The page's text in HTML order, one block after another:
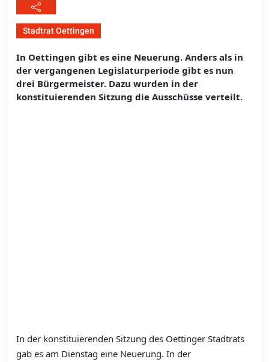
Stadtrat Oettingen
In Oettingen gibt es eine Neuerung. Anders als in
der vergangenen Legislaturperiode gibt es nun
drei Bürgermeister. Dazu wurden in der
konstituierenden Sitzung die Ausschüsse verteilt.
In der konstituierenden Sitzung des Oettinger Stadtrats
gab es am Dienstag eine Neuerung. In der